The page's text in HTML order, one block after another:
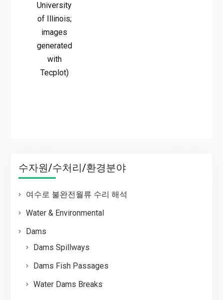
University
of Illinois;
images
generated
with
Tecplot)
수자원/수처리/환경분야
여수로 불완전월류 수리 해석
Water & Environmental
Dams
Dams Spillways
Dams Fish Passages
Water Dams Breaks